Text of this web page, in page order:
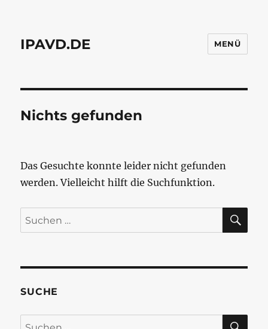
IPAVD.DE MENÜ
Nichts gefunden
Das Gesuchte konnte leider nicht gefunden
werden. Vielleicht hilft die Suchfunktion.
Suchen
nach:
SUCHE
Suchen